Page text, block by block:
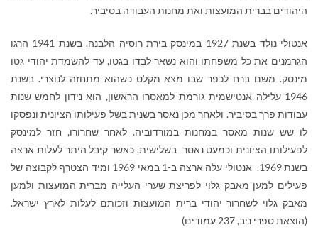
היהודים בברית המועצות ואת מחנות העבודה בסיביר.
אנטולי נולד בשנת 1927 במינסק בירת רוסיה הלבנה. בשנת 1941 הרגו
הגרמנים את כל משפחתו והוא נשאר לבדו בגטו, עד להשמדת יהודי גטו
מינסק. משם ברח לכפר שבו מצא מקלט כשהוא מתחזה לנוצרי. בשנת
1946 עלילה אנטישמית גורמת למאסרו הראשון, הוא נידון לחמש שנות
עבודות פרך בסיביר. ולאחר מכן נאסר בשנית בשל פעילותו הציונית ונפסקו
לו שש שנות מאסר במחנות במורדוביה. לאחר שחרורו, חזר למינסק
לפעילותו הציונית וכמעט נאסר בשלישית, כאשר קיבל היתר לעלות ארצה
בשנת 1969. אנטולי עלה ארצה ב-1 במאי 1969 ומיד הצטרף לקבוצה של
פעילים למען מאבק גלוי לפריצת שערי העלייה מברית המועצות ולמען
מאבק גלוי לשחרור יהודי ברית המועצות וזכותם לעלות לארץ ישראל.
(הוצאת ספרי ניב, 237 עמודים)